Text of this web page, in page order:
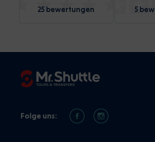
25 bewertungen 5
Folge uns: